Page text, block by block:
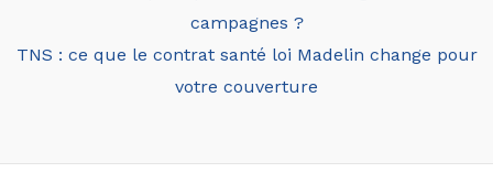
campagnes ?
TNS : ce que le contrat santé loi Madelin change pour
votre couverture